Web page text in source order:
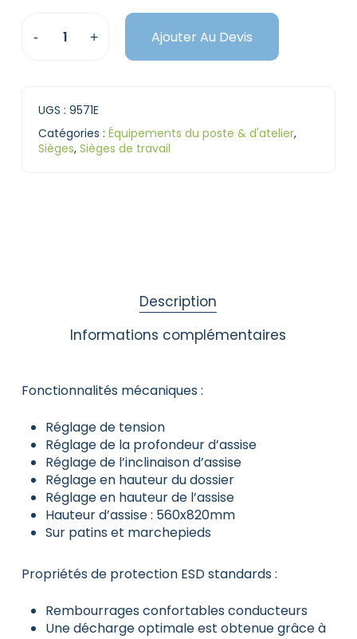
Ajouter Au Devis
UGS : 9571E
Catégories : Équipements du poste & d'atelier,
Sièges, Sièges de travail
Description
Informations complémentaires
Fonctionnalités mécaniques :
Réglage de tension
Réglage de la profondeur d’assise
Réglage de l’inclinaison d’assise
Réglage en hauteur du dossier
Réglage en hauteur de l’assise
Hauteur d’assise : 560x820mm
Sur patins et marchepieds
Propriétés de protection ESD standards :
Rembourrages confortables conducteurs
Une décharge optimale est obtenue grâce à